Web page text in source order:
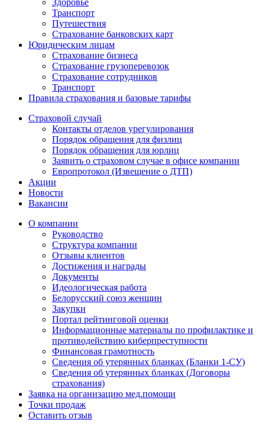
Транспорт
Путешествия
Страхование банковских карт
Юридическим лицам
Страхование бизнеса
Страхование грузоперевозок
Страхование сотрудников
Транспорт
Правила страхования и базовые тарифы
Страховой случай
Контакты отделов урегулирования
Порядок обращения для физлиц
Порядок обращения для юрлиц
Заявить о страховом случае в офисе компании
Европротокол (Извещение о ДТП)
Акции
Новости
Вакансии
О компании
Руководство
Структура компании
Отзывы клиентов
Достижения и награды
Документы
Идеологическая работа
Белорусский союз женщин
Закупки
Портал рейтинговой оценки
Информационные материалы по профилактике и
противодействию киберпреступности
Финансовая грамотность
Сведения об утерянных бланках (Бланки 1-СУ)
Сведения об утерянных бланках (Договоры
страхования)
Заявка на организацию мед.помощи
Точки продаж
Оставить отзыв